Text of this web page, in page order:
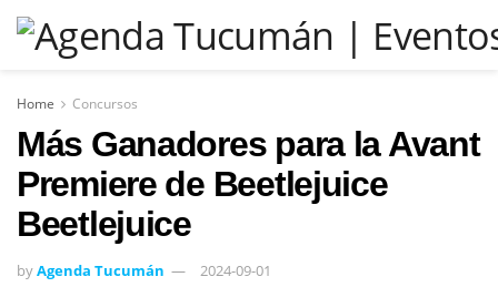
Home Concursos
Más Ganadores para la Avant
Premiere de Beetlejuice
Beetlejuice
byAgenda Tucumán 2024-09-01